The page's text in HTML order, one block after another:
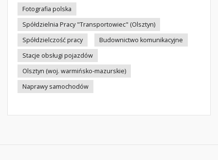
Fotografia polska
Spółdzielnia Pracy "Transportowiec" (Olsztyn)
Spółdzielczość pracy
Budownictwo komunikacyjne
Stacje obsługi pojazdów
Olsztyn (woj. warmińsko-mazurskie)
Naprawy samochodów